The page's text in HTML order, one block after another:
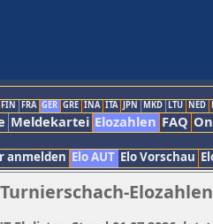
FIN FRA GER GRE INA ITA JPN MKD LTU NED
Meldekartei Elozahlen FAQ
anmelden Elo AUT Elo Vorschau
Elozahlen